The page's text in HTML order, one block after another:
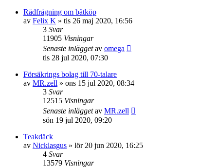
Rådfrågning om båtköp
av Felix K » tis 26 maj 2020, 16:56
3 Svar
11905 Visningar
Senaste inläggetav omega
tis 28 jul 2020, 07:30
Försäkrings bolag till 70-talare
av MR.zell » ons 15 jul 2020, 08:34
3 Svar
12515 Visningar
Senaste inläggetav MR.zell
sön 19 jul 2020, 09:20
Teakdäck
av Nicklasgus » lör 20 jun 2020, 16:25
4 Svar
13579 Visningar